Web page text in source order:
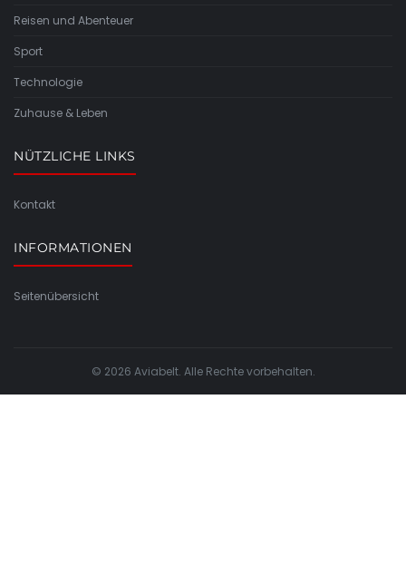
Reisen und Abenteuer
Sport
Technologie
Zuhause & Leben
NÜTZLICHE LINKS
Kontakt
INFORMATIONEN
Seitenübersicht
© 2026 Aviabelt. Alle Rechte vorbehalten.